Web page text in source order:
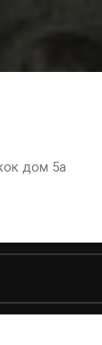
дом 5а